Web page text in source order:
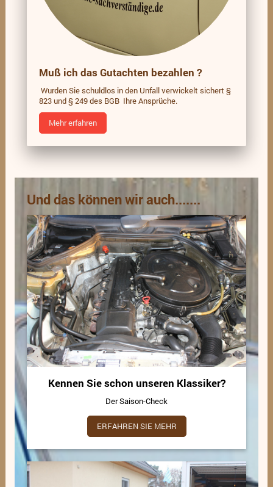
Muß ich das Gutachten bezahlen ?
Wurden Sie schuldlos in den Unfall verwickelt sichert §
823 und § 249 des BGB Ihre Ansprüche.
Mehr erfahren
Und das können wir auch.......
Kennen Sie schon unseren Klassiker?
Der Saison-Check
ERFAHREN SIE MEHR